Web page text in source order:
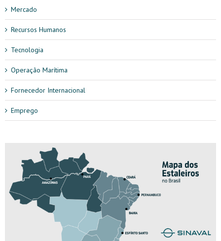
Mercado
Recursos Humanos
Tecnologia
Operação Marítima
Fornecedor Internacional
Emprego